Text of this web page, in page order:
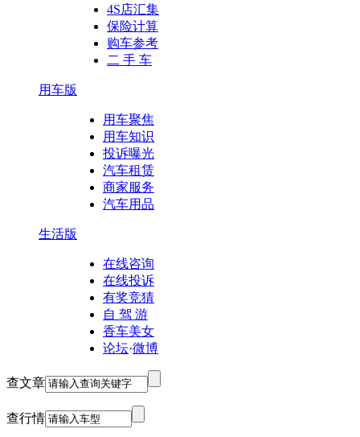
4S店汇集
保险计算
购车参考
二 手 车
用车版
用车聚焦
用车知识
投诉曝光
汽车租赁
商家服务
汽车用品
生活版
在线咨询
在线投诉
有奖竞猜
自 驾 游
香车美女
论坛·微博
查文章
查行情